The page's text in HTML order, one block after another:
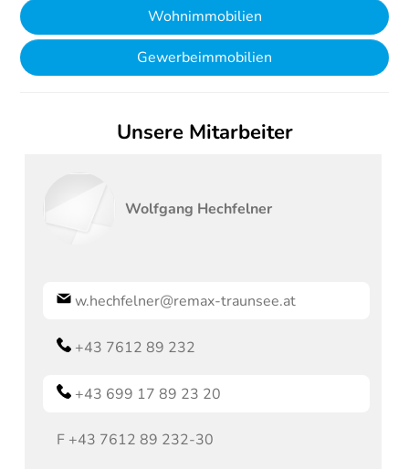
Wohnimmobilien
Gewerbeimmobilien
Unsere Mitarbeiter
Wolfgang Hechfelner
w.hechfelner@remax-traunsee.at
+43 7612 89 232
+43 699 17 89 23 20
F +43 7612 89 232-30